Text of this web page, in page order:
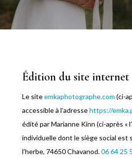
Édition du site internet
Le siteemkaphotographe.com (ci-
accessible à l’adressehttps://
édité par Marianne Kinn (ci-après «
individuelle dont le siège social est
l’herbe, 74650 Chavanod.06 64 25